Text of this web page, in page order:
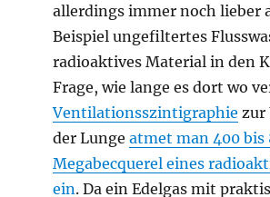
allerdings immer noch lieber
Beispiel ungefiltertes
radioaktives Material in den
Frage, wie lange es dort wo
Ventilationsszintigraphie zur
der Lungeatmet man 400 bis
Megabecquerel eines
ein. Da ein Edelgas mit